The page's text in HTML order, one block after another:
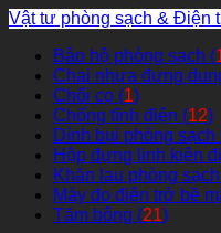
Vật tư phòng sạch & Điện
Bảo hộ phòng sạch (
Chai nhựa đựng
Chổi cọ (1)
Chống tĩnh điện (12)
Dính bụi phòng sạch
Hộp đựng linh kiện
Khăn lau phòng
Máy đo điện trở bề
Tăm bông (21)